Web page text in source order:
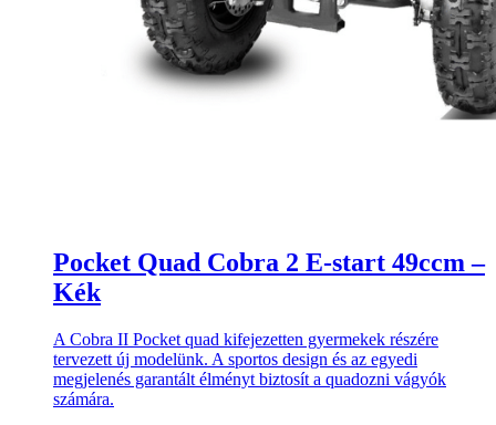
Pocket Quad Cobra 2 E-start 49ccm –
Kék
A Cobra II Pocket quad kifejezetten gyermekek részére
tervezett új modelünk. A sportos design és az egyedi
megjelenés garantált élményt biztosít a quadozni vágyók
számára.